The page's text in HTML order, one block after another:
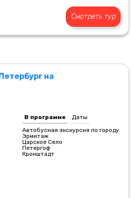
Смотреть тур
на
В программе
Даты
Автобусная экскурсия по городу
Эрмитаж
Царское Село
Петергоф
Кронштадт